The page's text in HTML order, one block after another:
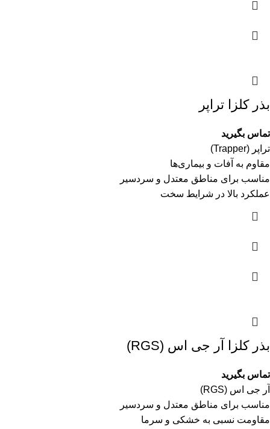
بذر کلزا تراپر
تماس بگیرید
تراپر (Trapper)
مقاوم به آفات و بیماری‌ها
مناسب برای مناطق معتدل و سردسیر
عملکرد بالا در شرایط سخت
بذر کلزا آر جی اس (RGS)
تماس بگیرید
آر جی اس (RGS)
مناسب برای مناطق معتدل و سردسیر
مقاومت نسبی به خشکی و سرما